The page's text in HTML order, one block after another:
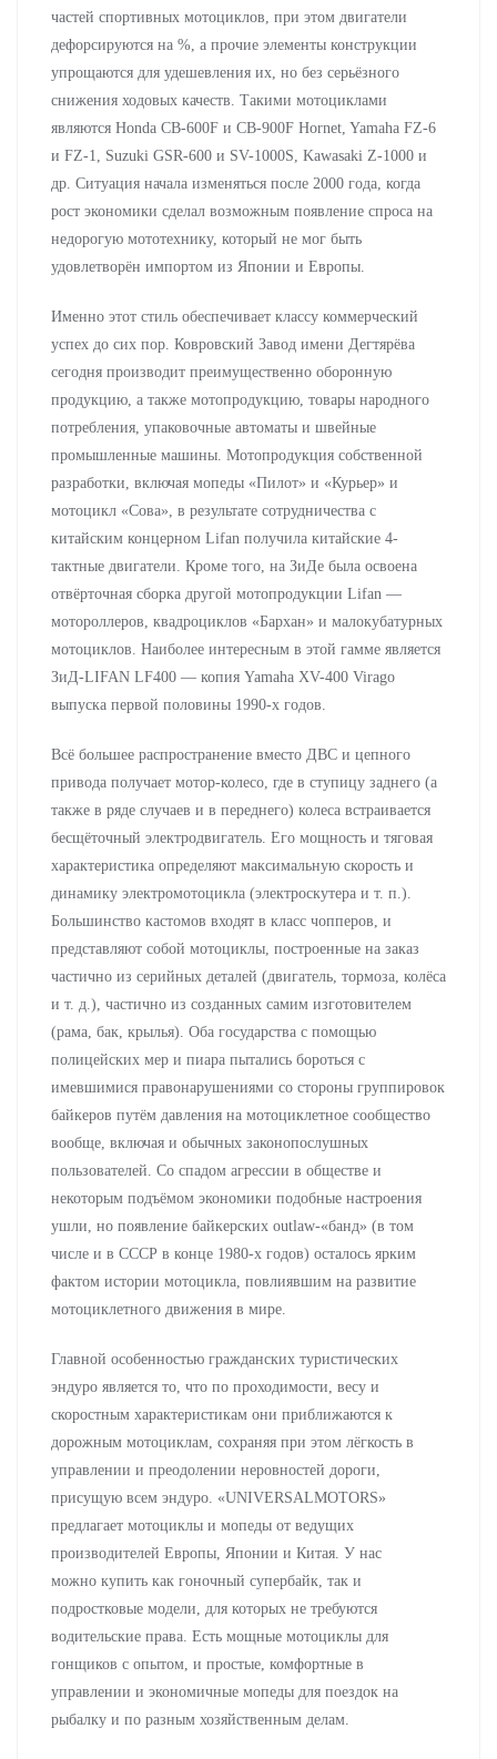
частей спортивных мотоциклов, при этом двигатели
дефорсируются на %, а прочие элементы конструкции
упрощаются для удешевления их, но без серьёзного
снижения ходовых качеств. Такими мотоциклами
являются Honda CB-600F и CB-900F Hornet, Yamaha FZ-6
и FZ-1, Suzuki GSR-600 и SV-1000S, Kawasaki Z-1000 и
др. Ситуация начала изменяться после 2000 года, когда
рост экономики сделал возможным появление спроса на
недорогую мототехнику, который не мог быть
удовлетворён импортом из Японии и Европы.
Именно этот стиль обеспечивает классу коммерческий
успех до сих пор. Ковровский Завод имени Дегтярёва
сегодня производит преимущественно оборонную
продукцию, а также мотопродукцию, товары народного
потребления, упаковочные автоматы и швейные
промышленные машины. Мотопродукция собственной
разработки, включая мопеды «Пилот» и «Курьер» и
мотоцикл «Сова», в результате сотрудничества с
китайским концерном Lifan получила китайские 4-
тактные двигатели. Кроме того, на ЗиДе была освоена
отвёрточная сборка другой мотопродукции Lifan —
мотороллеров, квадроциклов «Бархан» и малокубатурных
мотоциклов. Наиболее интересным в этой гамме является
ЗиД-LIFAN LF400 — копия Yamaha XV-400 Virago
выпуска первой половины 1990-х годов.
Всё большее распространение вместо ДВС и цепного
привода получает мотор-колесо, где в ступицу заднего (а
также в ряде случаев и в переднего) колеса встраивается
бесщёточный электродвигатель. Его мощность и тяговая
характеристика определяют максимальную скорость и
динамику электромотоцикла (электроскутера и т. п.).
Большинство кастомов входят в класс чопперов, и
представляют собой мотоциклы, построенные на заказ
частично из серийных деталей (двигатель, тормоза, колёса
и т. д.), частично из созданных самим изготовителем
(рама, бак, крылья). Оба государства с помощью
полицейских мер и пиара пытались бороться с
имевшимися правонарушениями со стороны группировок
байкеров путём давления на мотоциклетное сообщество
вообще, включая и обычных законопослушных
пользователей. Со спадом агрессии в обществе и
некоторым подъёмом экономики подобные настроения
ушли, но появление байкерских outlaw-«банд» (в том
числе и в СССР в конце 1980-х годов) осталось ярким
фактом истории мотоцикла, повлиявшим на развитие
мотоциклетного движения в мире.
Главной особенностью гражданских туристических
эндуро является то, что по проходимости, весу и
скоростным характеристикам они приближаются к
дорожным мотоциклам, сохраняя при этом лёгкость в
управлении и преодолении неровностей дороги,
присущую всем эндуро. «UNIVERSALMOTORS»
предлагает мотоциклы и мопеды от ведущих
производителей Европы, Японии и Китая. У нас
можно купить как гоночный супербайк, так и
подростковые модели, для которых не требуются
водительские права. Есть мощные мотоциклы для
гонщиков с опытом, и простые, комфортные в
управлении и экономичные мопеды для поездок на
рыбалку и по разным хозяйственным делам.